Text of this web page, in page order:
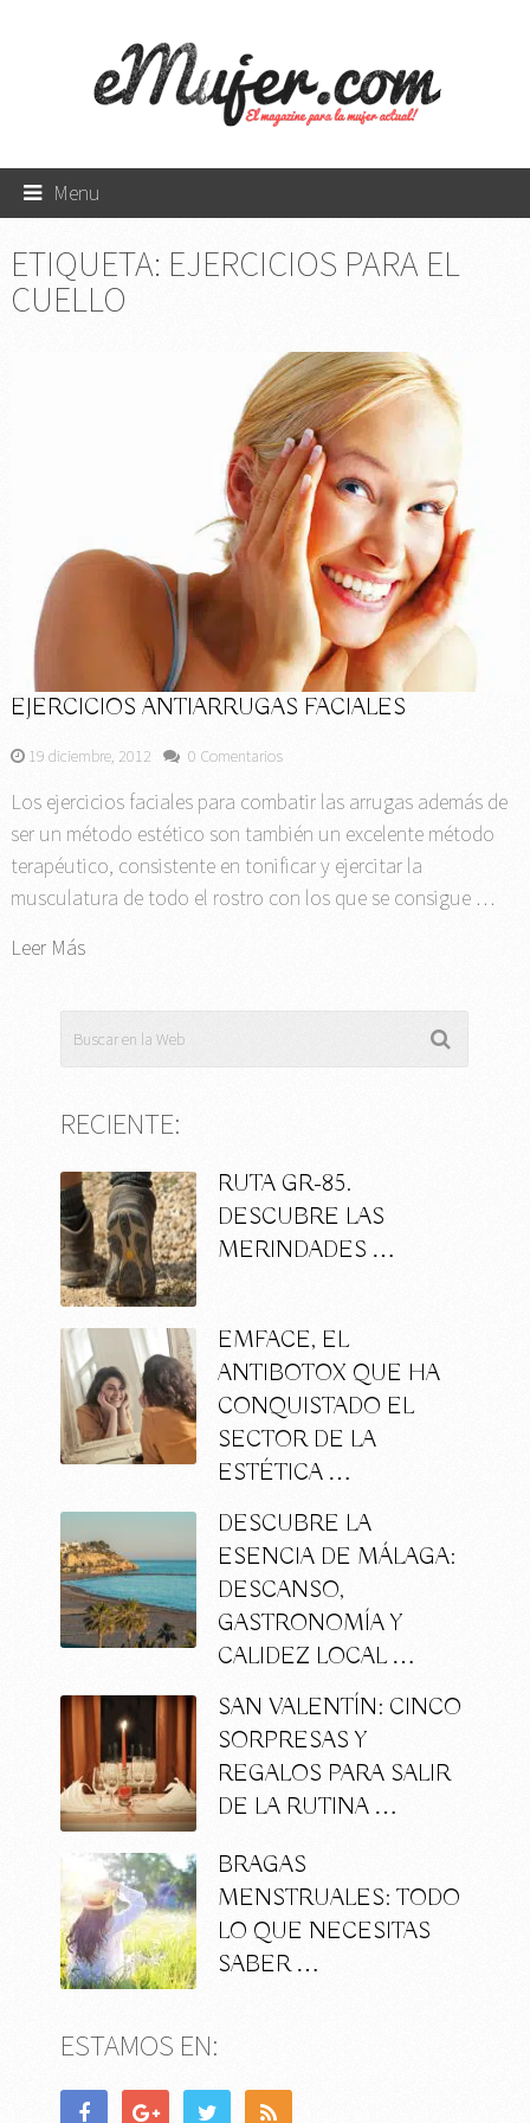
Menu
ETIQUETA: EJERCICIOS PARA EL
CUELLO
EJERCICIOS ANTIARRUGAS FACIALES
19 diciembre, 2012 0 Comentarios
Los ejercicios faciales para combatir las arrugas además de
ser un método estético son también un excelente método
terapéutico, consistente en tonificar y ejercitar la
musculatura de todo el rostro con los que se consigue …
Leer Más
RECIENTE:
RUTA GR-85.
DESCUBRE LAS
MERINDADES …
EMFACE, EL
ANTIBOTOX QUE HA
CONQUISTADO EL
SECTOR DE LA
ESTÉTICA …
DESCUBRE LA
ESENCIA DE MÁLAGA:
DESCANSO,
GASTRONOMÍA Y
CALIDEZ LOCAL …
SAN VALENTÍN: CINCO
SORPRESAS Y
REGALOS PARA SALIR
DE LA RUTINA …
BRAGAS
MENSTRUALES: TODO
LO QUE NECESITAS
SABER …
ESTAMOS EN: